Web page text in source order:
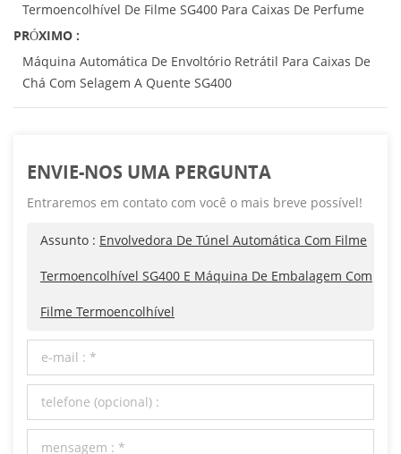
Termoencolhível De Filme SG400 Para Caixas De Perfume
PRÓXIMO :
Máquina Automática De Envoltório Retrátil Para Caixas De
Chá Com Selagem A Quente SG400
ENVIE-NOS UMA PERGUNTA
Entraremos em contato com você o mais breve possível!
Assunto : Envolvedora De Túnel Automática Com Filme
Termoencolhível SG400 E Máquina De Embalagem Com
Filme Termoencolhível